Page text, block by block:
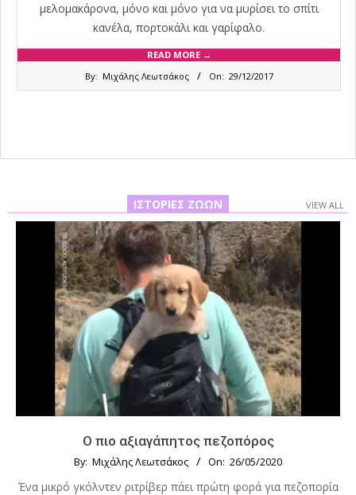
μελομακάρονα, μόνο και μόνο για να μυρίσει το σπίτι
κανέλα, πορτοκάλι και γαρίφαλο.
READ MORE →
By: Μιχάλης Λεωτσάκος On: 29/12/2017
ΙΣΤΟΡΊΕΣ ΖΏΩΝ VIEW ALL
Ο πιο αξιαγάπητος πεζοπόρος
By: Μιχάλης Λεωτσάκος On: 26/05/2020
Ένα μικρό γκόλντεν ριτρίβερ πάει πρώτη φορά για πεζοπορία